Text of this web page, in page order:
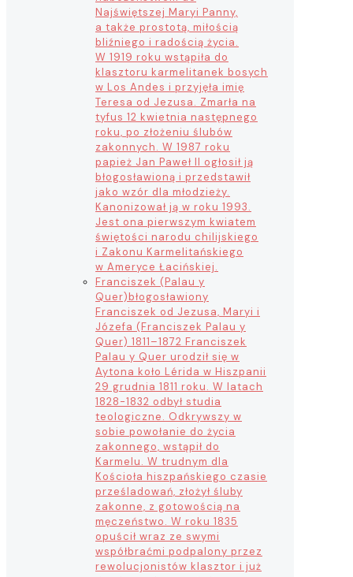
Najświętszej Maryi Panny,
a także prostotą, miłością
bliźniego i radością życia.
W 1919 roku wstąpiła do
klasztoru karmelitanek bosych
w Los Andes i przyjęła imię
Teresa od Jezusa. Zmarła na
tyfus 12 kwietnia następnego
roku, po złożeniu ślubów
zakonnych. W 1987 roku
papież Jan Paweł II ogłosił ją
błogosławioną i przedstawił
jako wzór dla młodzieży.
Kanonizował ją w roku 1993.
Jest ona pierwszym kwiatem
świętości narodu chilijskiego
i Zakonu Karmelitańskiego
w Ameryce Łacińskiej.
Franciszek (Palau y
Quer)błogosławiony
Franciszek od Jezusa, Maryi i
Józefa (Franciszek Palau y
Quer) 1811–1872 Franciszek
Palau y Quer urodził się w
Aytona koło Lérida w Hiszpanii
29 grudnia 1811 roku. W latach
1828-1832 odbył studia
teologiczne. Odkrywszy w
sobie powołanie do życia
zakonnego, wstąpił do
Karmelu. W trudnym dla
Kościoła hiszpańskiego czasie
prześladowań, złożył śluby
zakonne, z gotowością na
męczeństwo. W roku 1835
opuścił wraz ze swymi
współbraćmi podpalony przez
rewolucjonistów klasztor i już